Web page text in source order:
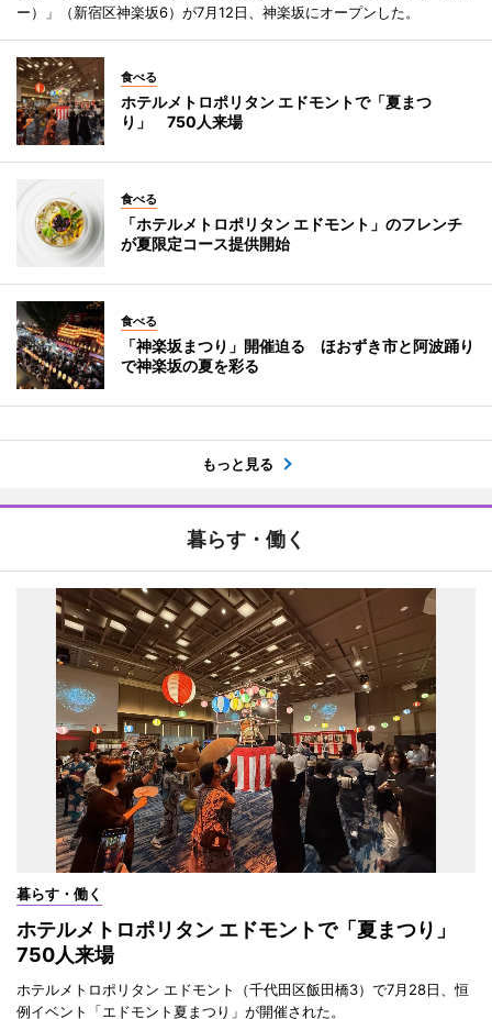
ー）」（新宿区神楽坂6）が7月12日、神楽坂にオープンした。
食べる
ホテルメトロポリタン エドモントで「夏まつ
り」 750人来場
食べる
「ホテルメトロポリタン エドモント」のフレンチ
が夏限定コース提供開始
食べる
「神楽坂まつり」開催迫る ほおずき市と阿波踊り
で神楽坂の夏を彩る
もっと見る
暮らす・働く
暮らす・働く
ホテルメトロポリタン エドモントで「夏まつり」
750人来場
ホテルメトロポリタン エドモント（千代田区飯田橋3）で7月28日、恒
例イベント「エドモント夏まつり」が開催された。